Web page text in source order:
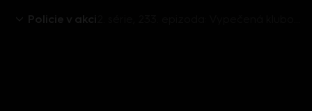
Policie v akci